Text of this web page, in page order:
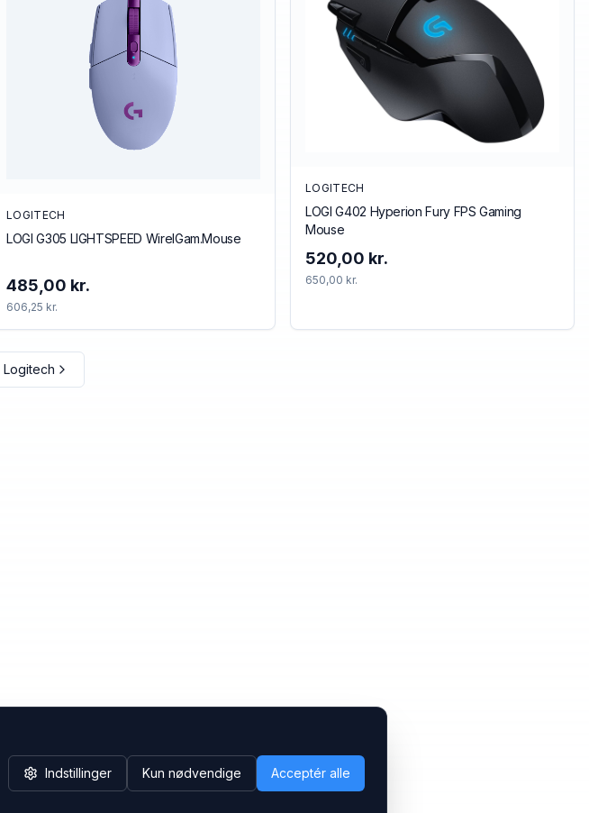
Indstillinger Kun nødvendige Acceptér alle
LOGITECH
LOGI G305 LIGHTSPEED WirelGam.Mouse
485,00 kr.
606,25 kr.
LOGITECH
LOGI G402 Hyperion Fury FPS Gaming
Mouse
520,00 kr.
650,00 kr.
Logitech